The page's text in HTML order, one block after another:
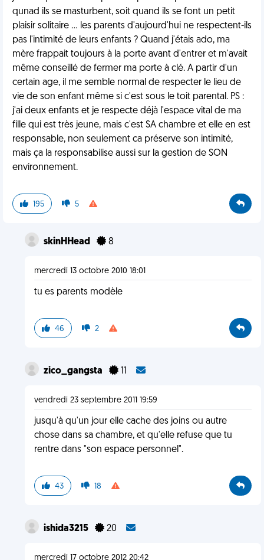
qunad ils se masturbent, soit quand ils se font un petit
plaisir solitaire ... les parents d'aujourd'hui ne respectent-ils
pas l'intimité de leurs enfants ? Quand j'étais ado, ma
mère frappait toujours à la porte avant d'entrer et m'avait
même conseillé de fermer ma porte à clé. A partir d'un
certain age, il me semble normal de respecter le lieu de
vie de son enfant même si c'est sous le toit parental. PS :
j'ai deux enfants et je respecte déjà l'espace vital de ma
fille qui est très jeune, mais c'est SA chambre et elle en est
responsable, non seulement ca préserve son intimité,
mais ça la responsabilise aussi sur la gestion de SON
environnement.
195 5
skinHHead 8
mercredi 13 octobre 2010 18:01
tu es parents modèle
46 2
zico_gangsta 11
vendredi 23 septembre 2011 19:59
jusqu'à qu'un jour elle cache des joins ou autre
chose dans sa chambre, et qu'elle refuse que tu
rentre dans "son espace personnel".
43 18
ishida3215 20
mercredi 17 octobre 2012 20:42